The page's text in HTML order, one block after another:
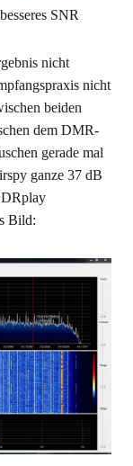
SNR
nicht
nicht
beiden
dem DMR-
gerade mal
ganze 37 dB
Bild: